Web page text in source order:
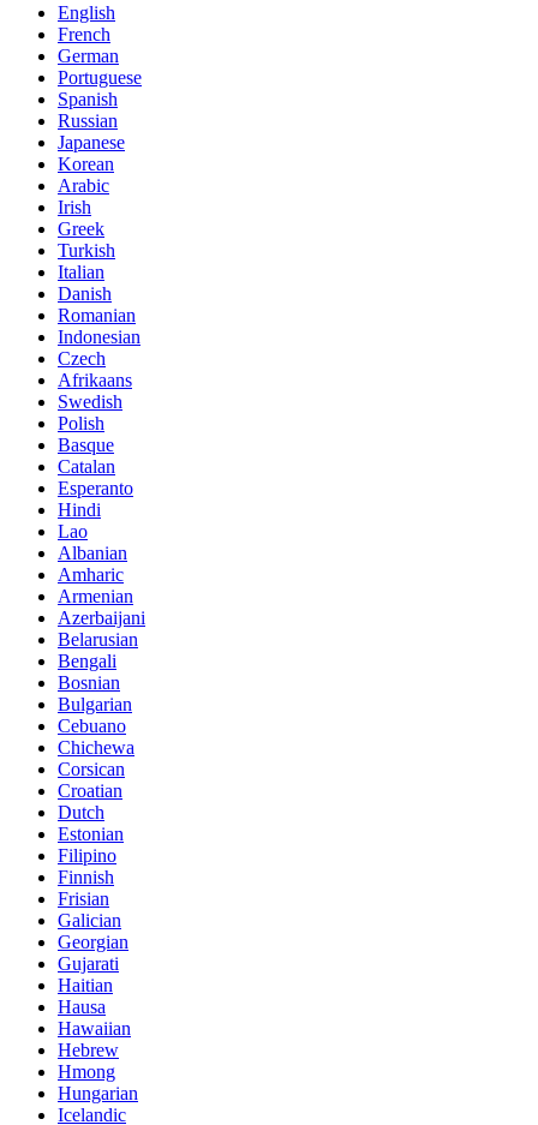
English
French
German
Portuguese
Spanish
Russian
Japanese
Korean
Arabic
Irish
Greek
Turkish
Italian
Danish
Romanian
Indonesian
Czech
Afrikaans
Swedish
Polish
Basque
Catalan
Esperanto
Hindi
Lao
Albanian
Amharic
Armenian
Azerbaijani
Belarusian
Bengali
Bosnian
Bulgarian
Cebuano
Chichewa
Corsican
Croatian
Dutch
Estonian
Filipino
Finnish
Frisian
Galician
Georgian
Gujarati
Haitian
Hausa
Hawaiian
Hebrew
Hmong
Hungarian
Icelandic